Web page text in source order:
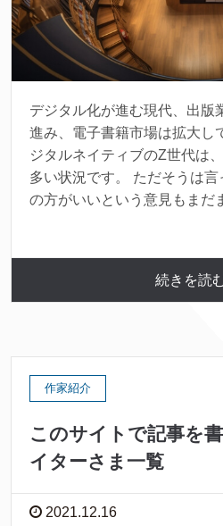
デジタル化が進む現代、出版
進み、電子書籍市場は拡大し
ジタルネイティブのZ世代は
多い状況です。 ただそうは
の方がいいという意見もまだ
続きを読
作家紹介
このサイトで記事を
イターさま一覧
2021.12.16